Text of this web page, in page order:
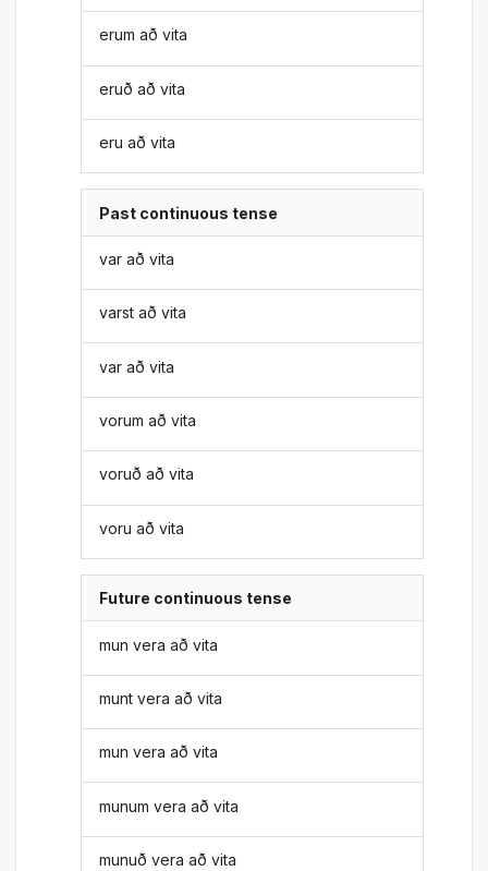
erum að vita
eruð að vita
eru að vita
Past continuous tense
var að vita
varst að vita
var að vita
vorum að vita
voruð að vita
voru að vita
Future continuous tense
mun vera að vita
munt vera að vita
mun vera að vita
munum vera að vita
munuð vera að vita